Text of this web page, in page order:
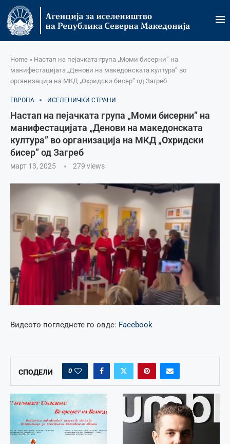
Home » Настап на пејачката група „Моми бисерни” на
манифестацијата „Денови на македонската култура” во
организација на МКД „Охридски бисер” од Загреб
ЕВРОПА ИСЕЛЕНИЧКИ СТРАНИ
Настап на пејачката група „Моми бисерни” на
манифестацијата „Денови на македонската
култура” во организација на МКД „Охридски
бисер” од Загреб
март 13, 2025 279 views
Видеото погледнете го овде: Facebook
СПОДЕЛИ 0